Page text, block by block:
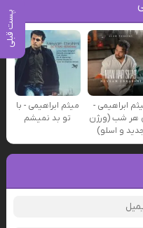
پست قبلی
ابراهیمی -
هر شب (ورژن
و اسلو)
میثم ابراهیمی - با
تو بد نمیشم